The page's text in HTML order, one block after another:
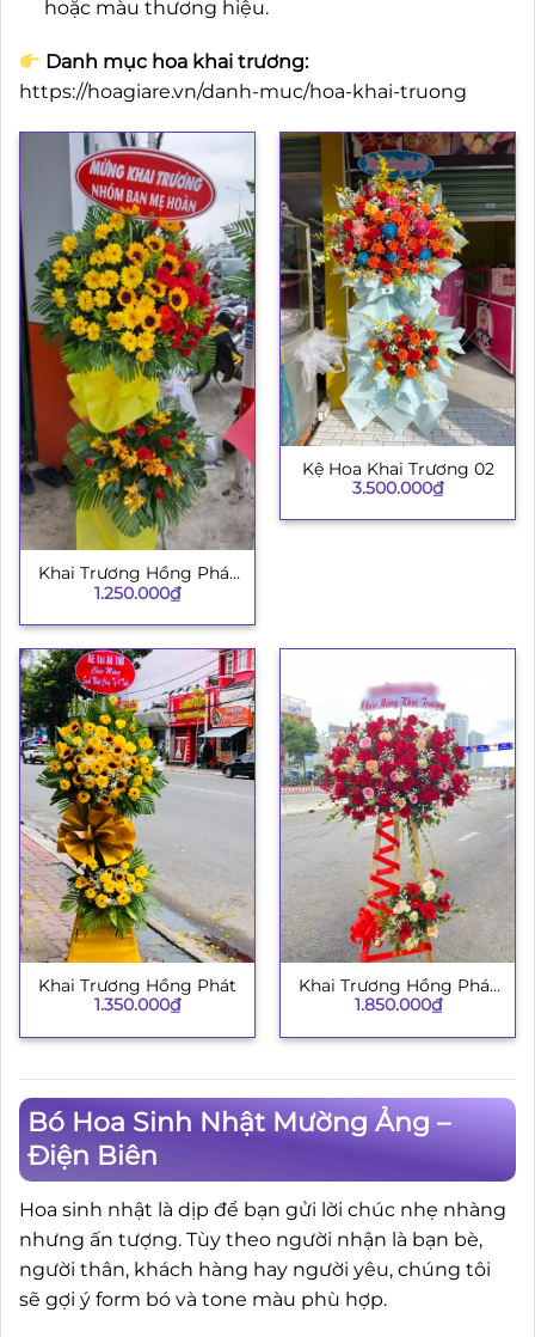
hoặc màu thương hiệu.
Danh mục hoa khai trương:
https://hoagiare.vn/danh-muc/hoa-khai-truong
Khai Trương Hồng Phát
H008
1.250.000₫
Kệ Hoa Khai Trương 02
3.500.000₫
Khai Trương Hồng Phát
1.350.000₫
Khai Trương Hồng Phát
134
1.850.000₫
Bó Hoa Sinh Nhật Mường Ảng –
Điện Biên
Hoa sinh nhật là dịp để bạn gửi lời chúc nhẹ nhàng
nhưng ấn tượng. Tùy theo người nhận là bạn bè,
người thân, khách hàng hay người yêu, chúng tôi
sẽ gợi ý form bó và tone màu phù hợp.